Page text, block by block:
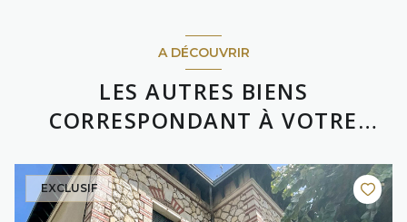
A DÉCOUVRIR
LES AUTRES BIENS
CORRESPONDANT À VOTRE
EXCLUSIF